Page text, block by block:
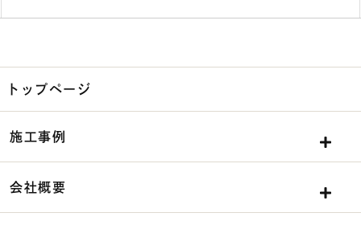
トップページ
施工事例
会社概要